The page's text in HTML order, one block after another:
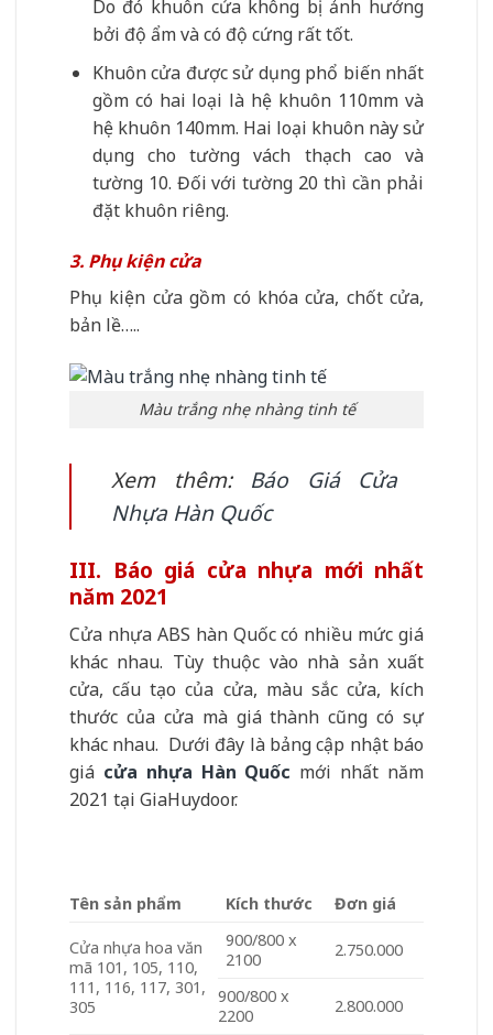
Do đó khuôn cửa không bị ảnh hưởng
bởi độ ẩm và có độ cứng rất tốt.
Khuôn cửa được sử dụng phổ biến nhất
gồm có hai loại là hệ khuôn 110mm và
hệ khuôn 140mm. Hai loại khuôn này sử
dụng cho tường vách thạch cao và
tường 10. Đối với tường 20 thì cần phải
đặt khuôn riêng.
3. Phụ kiện cửa
Phụ kiện cửa gồm có khóa cửa, chốt cửa,
bản lề…..
Màu trắng nhẹ nhàng tinh tế
Xem thêm: Báo Giá Cửa
Nhựa Hàn Quốc
III. Báo giá cửa nhựa mới nhất
năm 2021
Cửa nhựa ABS hàn Quốc có nhiều mức giá
khác nhau. Tùy thuộc vào nhà sản xuất
cửa, cấu tạo của cửa, màu sắc cửa, kích
thước của cửa mà giá thành cũng có sự
khác nhau. Dưới đây là bảng cập nhật báo
giá cửa nhựa Hàn Quốc mới nhất năm
2021 tại GiaHuydoor.
Tên sản phẩm Kích thước Đơn giá
Cửa nhựa hoa văn
mã 101, 105, 110,
111, 116, 117, 301,
305
900/800 x
2100
2.750.000
900/800 x
2200
2.800.000